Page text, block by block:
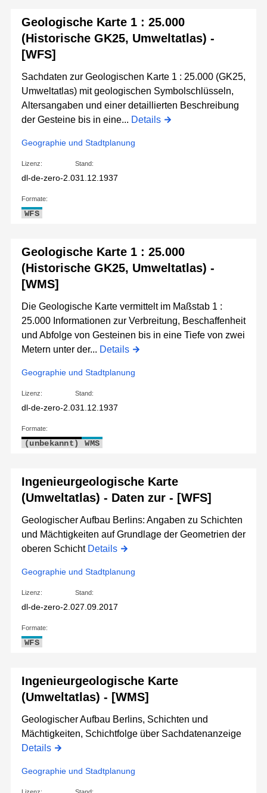
Geologische Karte 1 : 25.000
(Historische GK25, Umweltatlas) -
[WFS]
Sachdaten zur Geologischen Karte 1 : 25.000 (GK25,
Umweltatlas) mit geologischen Symbolschlüsseln,
Altersangaben und einer detaillierten Beschreibung
der Gesteine bis in eine... Details
Geographie und Stadtplanung
Lizenz:
dl-de-zero-2.0
Stand:
31.12.1937
Formate:
WFS
Geologische Karte 1 : 25.000
(Historische GK25, Umweltatlas) -
[WMS]
Die Geologische Karte vermittelt im Maßstab 1 :
25.000 Informationen zur Verbreitung, Beschaffenheit
und Abfolge von Gesteinen bis in eine Tiefe von zwei
Metern unter der... Details
Geographie und Stadtplanung
Lizenz:
dl-de-zero-2.0
Stand:
31.12.1937
Formate:
(unbekannt) WMS
Ingenieurgeologische Karte
(Umweltatlas) - Daten zur - [WFS]
Geologischer Aufbau Berlins: Angaben zu Schichten
und Mächtigkeiten auf Grundlage der Geometrien der
oberen Schicht Details
Geographie und Stadtplanung
Lizenz:
dl-de-zero-2.0
Stand:
27.09.2017
Formate:
WFS
Ingenieurgeologische Karte
(Umweltatlas) - [WMS]
Geologischer Aufbau Berlins, Schichten und
Mächtigkeiten, Schichtfolge über Sachdatenanzeige
Details
Geographie und Stadtplanung